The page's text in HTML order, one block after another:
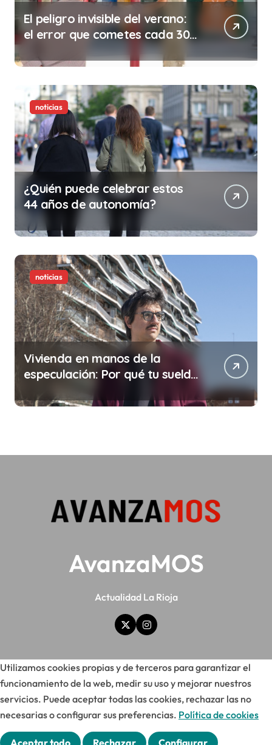
El peligro invisible del verano:
el error que cometes cada 30
minutos en tu trabajo (y la
ilegalidad que te puede costar
la vida)
noticias
¿Quién puede celebrar estos
44 años de autonomía?
noticias
Vivienda en manos de la
especulación: Por qué tu sueldo
AvanzaMOS
Actualidad La Rioja
Utilizamos cookies propias y de terceros para garantizar el
funcionamiento de la web, medir su uso y mejorar nuestros
servicios. Puede aceptar todas las cookies, rechazar las no
necesarias o configurar sus preferencias. Política de cookies